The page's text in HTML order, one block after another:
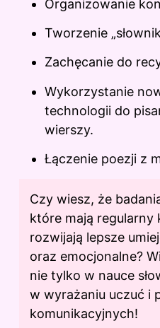
Organizowanie
Tworzenie
Zachęcanie do
Wykorzystanie
technologii do
wierszy.
Łączenie poezji z
Czy wiesz, że
które mają regularny
rozwijają lepsze
oraz emocjonalne?
nie tylko w nauce
w wyrażaniu uczuć i
komunikacyjnych!